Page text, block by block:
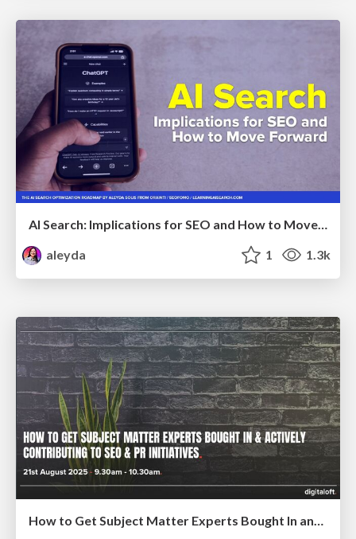
AI Search: Implications for SEO and How to Move Forward - #ShenzhenSEOConference
aleyda
1 1.3k
How to Get Subject Matter Experts Bought In and Actively Contributing to SEO & PR Initiatives.